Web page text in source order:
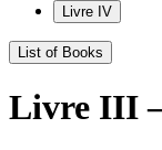
Livre IV
List of Books
Livre III